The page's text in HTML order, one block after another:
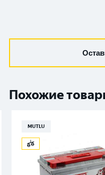
Похожие
MUTLU